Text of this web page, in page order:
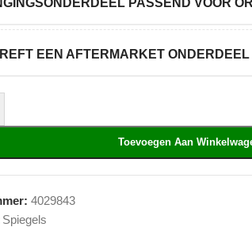
PASSEND VOOR
EEN AFTERMARKET ONDERDEEL
Toevoegen Aan
4029843
Spiegels